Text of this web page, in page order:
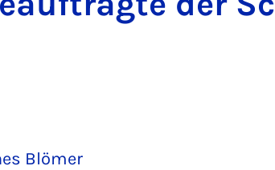
Blömer